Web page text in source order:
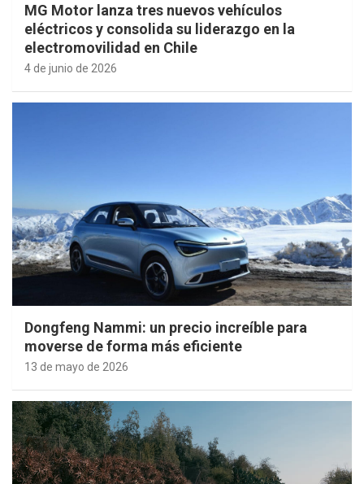
MG Motor lanza tres nuevos vehículos
eléctricos y consolida su liderazgo en la
electromovilidad en Chile
4 de junio de 2026
Dongfeng Nammi: un precio increíble para
moverse de forma más eficiente
13 de mayo de 2026